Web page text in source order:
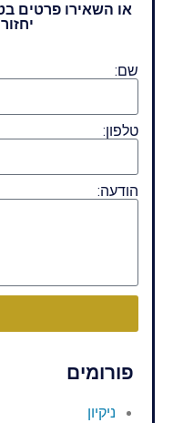
או השאירו פרטים
שם:
טלפון:
הודעה:
פורומים
ניקיון